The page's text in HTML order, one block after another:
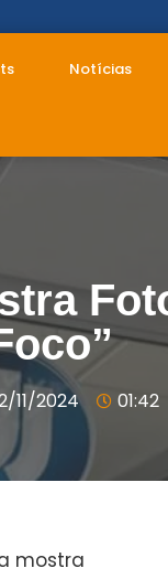
Notícias
11/2024 01:42
mostra